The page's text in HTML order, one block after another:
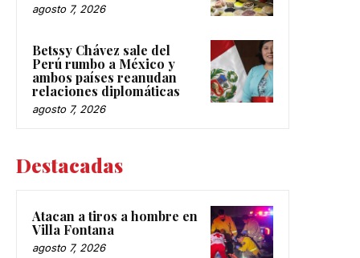
agosto 7, 2026
Betssy Chávez sale del
Perú rumbo a México y
ambos países reanudan
relaciones diplomáticas
agosto 7, 2026
Destacadas
Atacan a tiros a hombre en
Villa Fontana
agosto 7, 2026